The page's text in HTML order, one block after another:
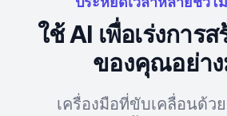
ใช้ AI เพื่อเร่งการ
ของคุณอย่า
เครื่องมือที่ขับเคลื่อนด้วย